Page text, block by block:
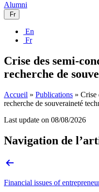
Alumni
Fr
En
Fr
Crise des semi-
recherche de
Accueil » Publications » Crise
recherche de souveraineté
Last update on 08/08/2026
Navigation de
Financial issues of